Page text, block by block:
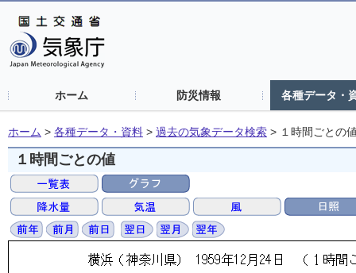
ホーム 防災情報 各種データ・
ホーム > 各種データ・資料 > 過去の気象データ検索 > １時間ごとの
１時間ごとの値